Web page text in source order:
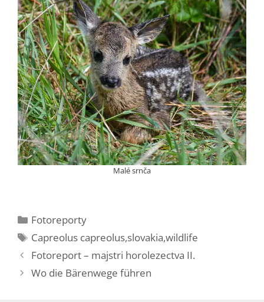
Malé srnča
Kategórie
Fotoreporty
Značky
Capreolus capreolus,slovakia,wildlife
Fotoreport – majstri horolezectva II.
Wo die Bärenwege führen